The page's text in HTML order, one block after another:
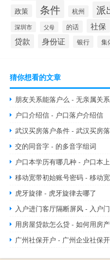
政策 条件 杭州 派
深圳市 父母 的话 社保
贷款 身份证 银行 集
猜你想看的文章
朋友关系能落户么 - 无亲属关
户口介绍信 - 户口落户介绍信
武汉买房落户条件 - 武汉买房
交的同音字 - 的多音字组词
户口本学历有哪几种 - 户口本
移动宽带初始账号密码 - 移动
虎牙旋律 - 虎牙旋律去哪了
入户进门客厅隔断屏风 - 入户
用房屋贷款怎么贷 - 如何用房
广州社保开户 - 广州企业社保